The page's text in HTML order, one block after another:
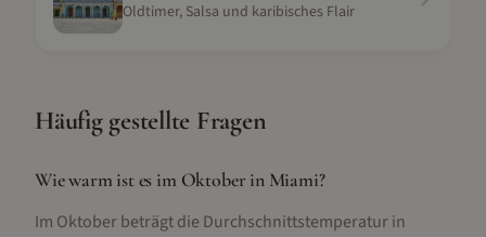
Oldtimer, Salsa und karibisches Flair
Häufig gestellte Fragen
Wie warm ist es im Oktober in Miami?
Im Oktober beträgt die Durchschnittstemperatur in